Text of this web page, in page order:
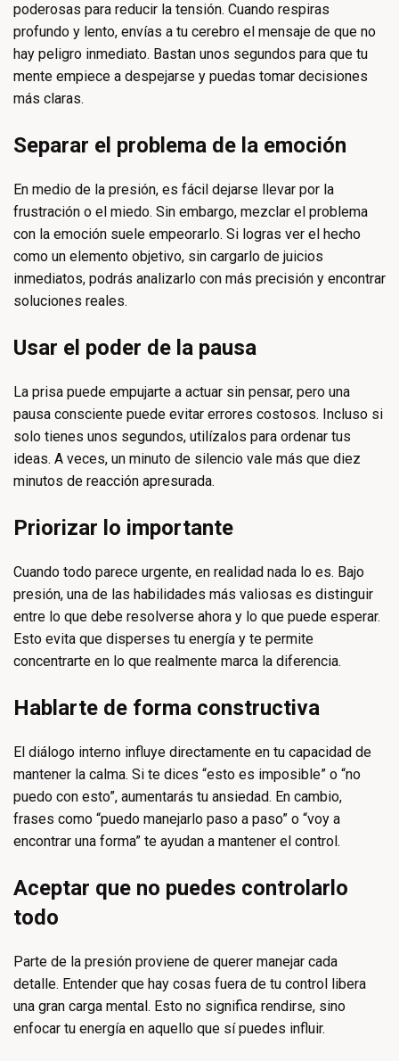
poderosas para reducir la tensión. Cuando respiras
profundo y lento, envías a tu cerebro el mensaje de que no
hay peligro inmediato. Bastan unos segundos para que tu
mente empiece a despejarse y puedas tomar decisiones
más claras.
Separar el problema de la emoción
En medio de la presión, es fácil dejarse llevar por la
frustración o el miedo. Sin embargo, mezclar el problema
con la emoción suele empeorarlo. Si logras ver el hecho
como un elemento objetivo, sin cargarlo de juicios
inmediatos, podrás analizarlo con más precisión y encontrar
soluciones reales.
Usar el poder de la pausa
La prisa puede empujarte a actuar sin pensar, pero una
pausa consciente puede evitar errores costosos. Incluso si
solo tienes unos segundos, utilízalos para ordenar tus
ideas. A veces, un minuto de silencio vale más que diez
minutos de reacción apresurada.
Priorizar lo importante
Cuando todo parece urgente, en realidad nada lo es. Bajo
presión, una de las habilidades más valiosas es distinguir
entre lo que debe resolverse ahora y lo que puede esperar.
Esto evita que disperses tu energía y te permite
concentrarte en lo que realmente marca la diferencia.
Hablarte de forma constructiva
El diálogo interno influye directamente en tu capacidad de
mantener la calma. Si te dices “esto es imposible” o “no
puedo con esto”, aumentarás tu ansiedad. En cambio,
frases como “puedo manejarlo paso a paso” o “voy a
encontrar una forma” te ayudan a mantener el control.
Aceptar que no puedes controlarlo
todo
Parte de la presión proviene de querer manejar cada
detalle. Entender que hay cosas fuera de tu control libera
una gran carga mental. Esto no significa rendirse, sino
enfocar tu energía en aquello que sí puedes influir.